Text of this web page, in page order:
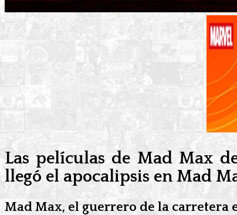
Las películas de Mad Max
llegó el apocalipsis en Mad
Mad Max, el guerrero de la carretera